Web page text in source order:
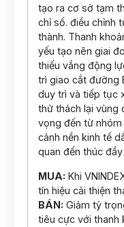
tạo ra cơ sở tạm
chỉ số. điều chỉnh
thành. Thanh
yếu tạo nên giai
thiếu vắng động
trì giao cắt đường
duy trì và tiếp tục
thử thách lại vùng
vọng đến từ
cảnh nền kinh tế
quan đến thúc
MUA: Khi
tín hiệu cải thiện
BÁN: Giảm tỷ
tiêu cực với thanh